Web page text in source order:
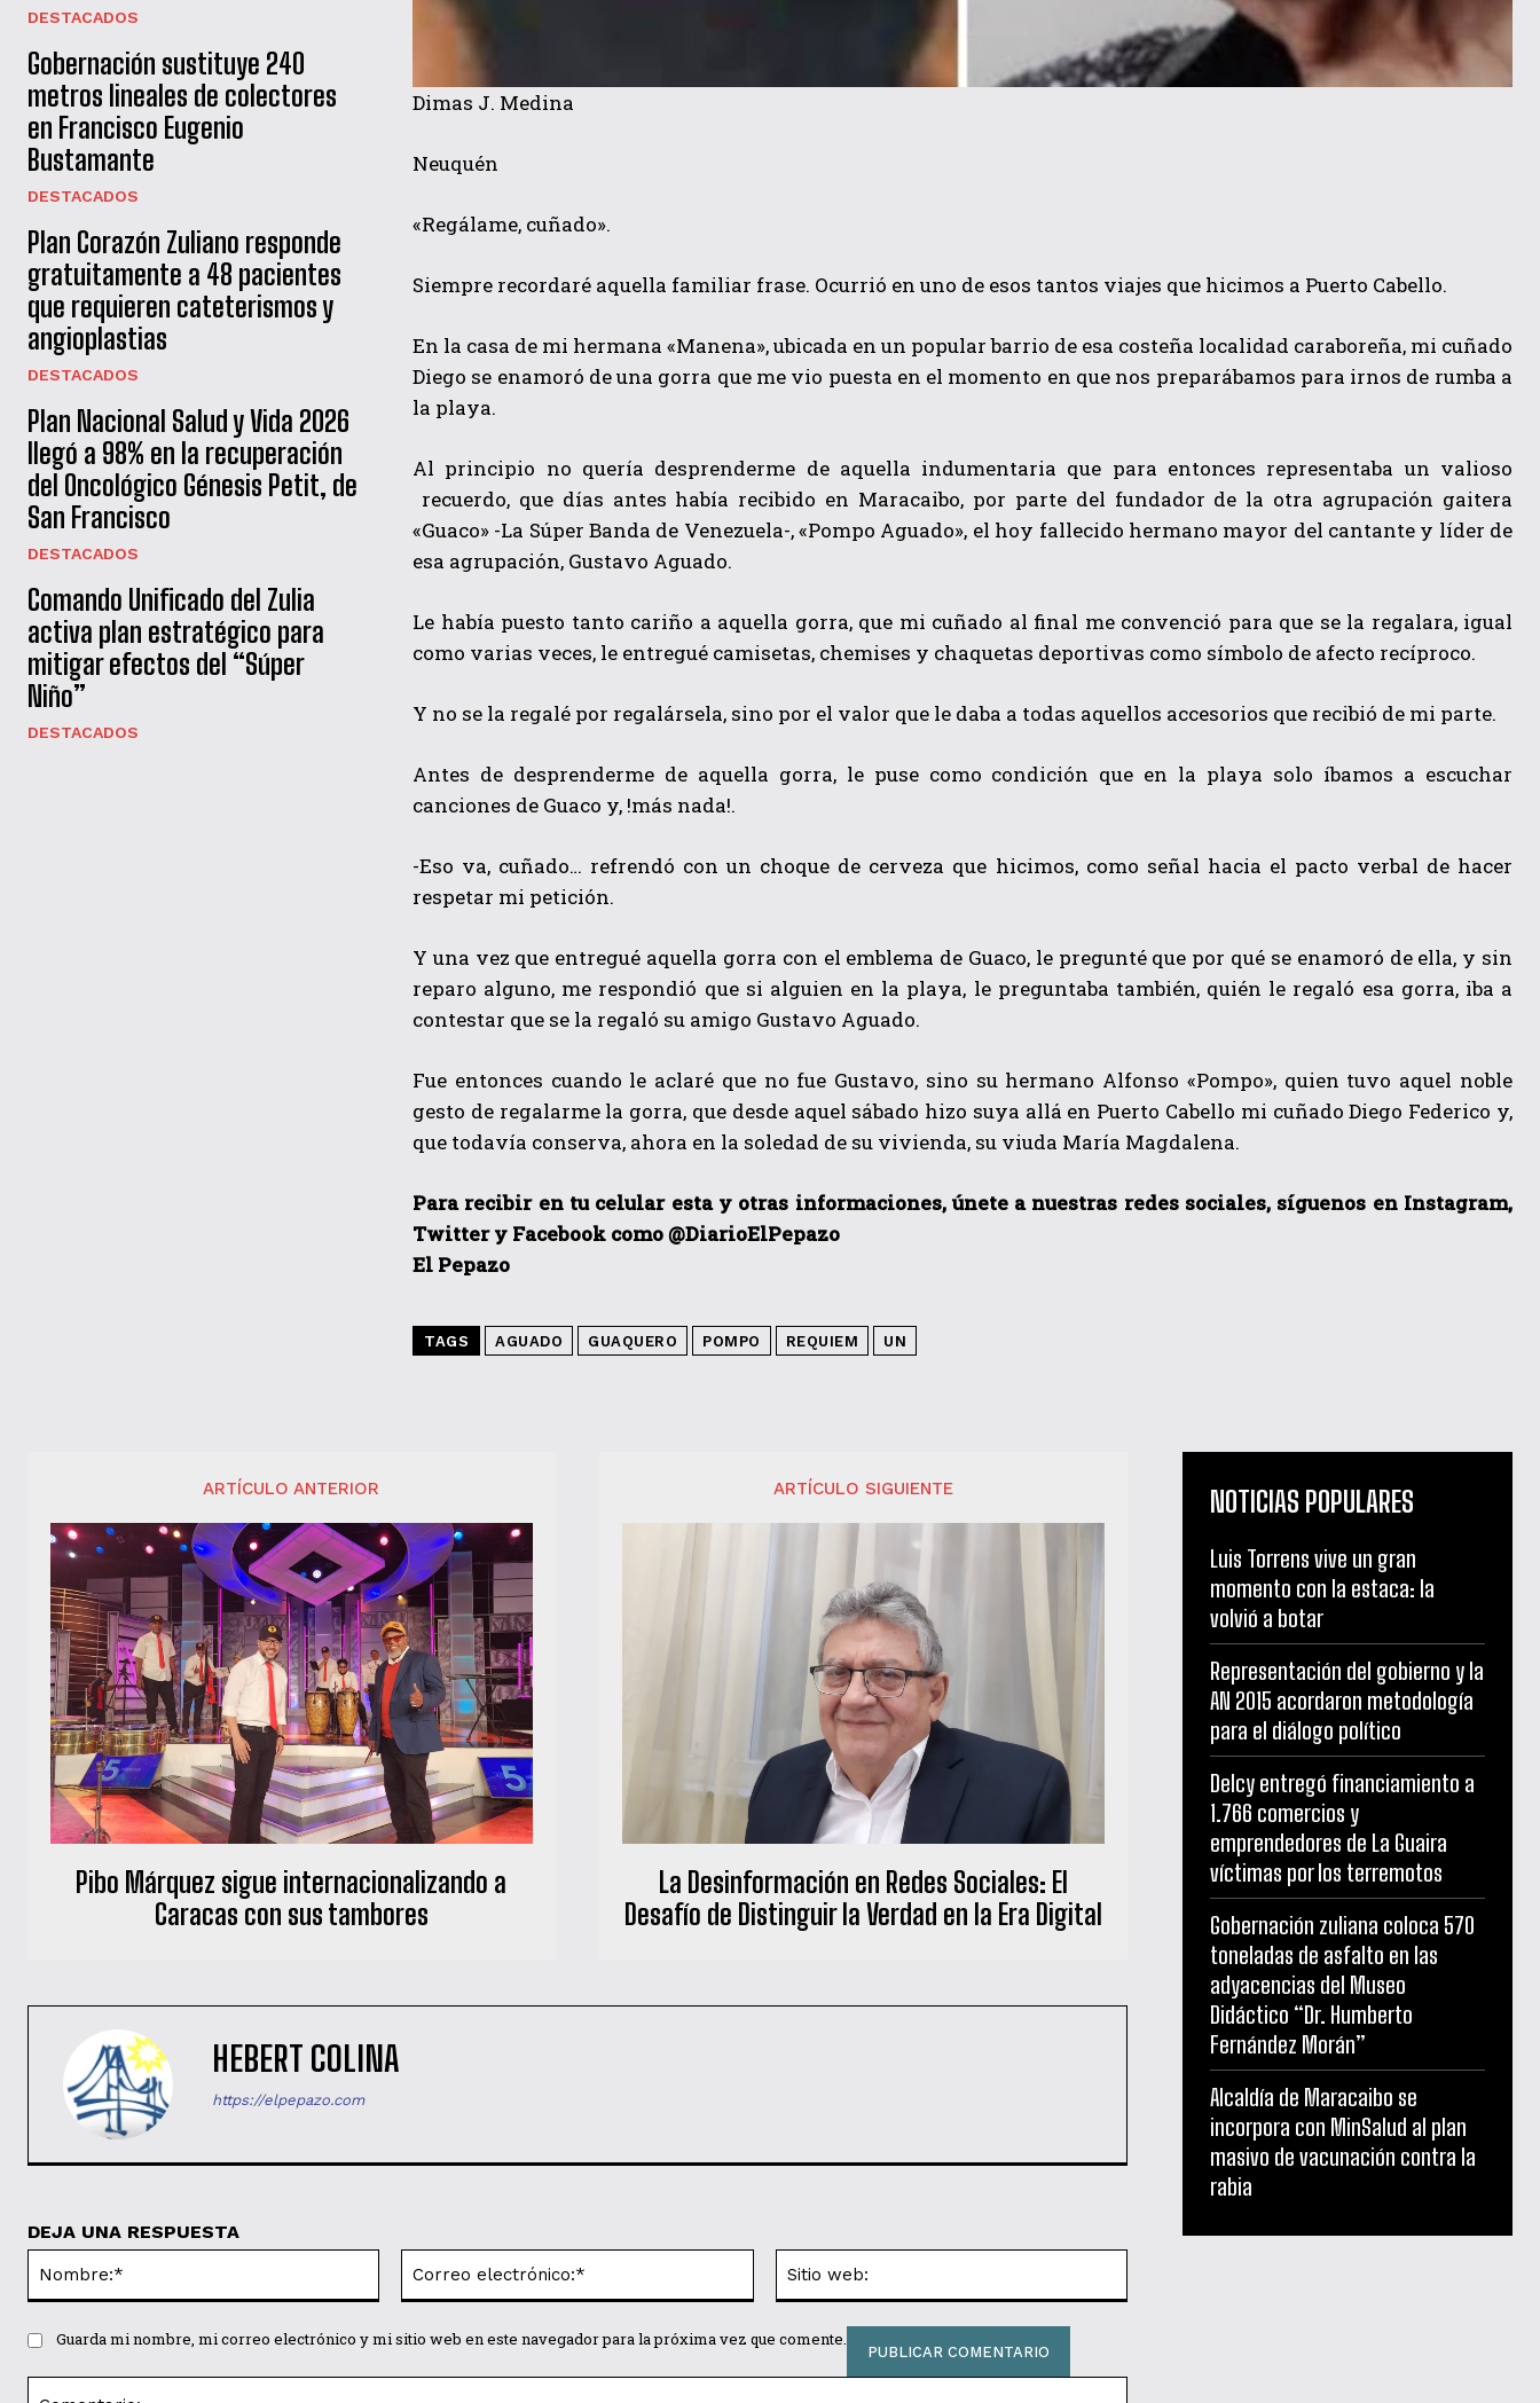
He leído y acepto las Política de privacidad
DESTACADOS
Gobernación sustituye 240
metros lineales de colectores
en Francisco Eugenio
Bustamante
DESTACADOS
Plan Corazón Zuliano responde
gratuitamente a 48 pacientes
que requieren cateterismos y
angioplastias
DESTACADOS
Plan Nacional Salud y Vida 2026
llegó a 98% en la recuperación
del Oncológico Génesis Petit, de
San Francisco
DESTACADOS
Comando Unificado del Zulia
activa plan estratégico para
mitigar efectos del “Súper
Niño”
DESTACADOS
Dimas J. Medina
Neuquén
«Regálame, cuñado».
Siempre recordaré aquella familiar frase. Ocurrió en uno de esos tantos viajes que hicimos a Puerto Cabello.
En la casa de mi hermana «Manena», ubicada en un popular barrio de esa costeña localidad caraboreña, mi cuñado
Diego se enamoró de una gorra que me vio puesta en el momento en que nos preparábamos para irnos de rumba a
la playa.
Al principio no quería desprenderme de aquella indumentaria que para entonces representaba un valioso
recuerdo, que días antes había recibido en Maracaibo, por parte del fundador de la otra agrupación gaitera
«Guaco» -La Súper Banda de Venezuela-, «Pompo Aguado», el hoy fallecido hermano mayor del cantante y líder de
esa agrupación, Gustavo Aguado.
Le había puesto tanto cariño a aquella gorra, que mi cuñado al final me convenció para que se la regalara, igual
como varias veces, le entregué camisetas, chemises y chaquetas deportivas como símbolo de afecto recíproco.
Y no se la regalé por regalársela, sino por el valor que le daba a todas aquellos accesorios que recibió de mi parte.
Antes de desprenderme de aquella gorra, le puse como condición que en la playa solo íbamos a escuchar
canciones de Guaco y, !más nada!.
-Eso va, cuñado… refrendó con un choque de cerveza que hicimos, como señal hacia el pacto verbal de hacer
respetar mi petición.
Y una vez que entregué aquella gorra con el emblema de Guaco, le pregunté que por qué se enamoró de ella, y sin
reparo alguno, me respondió que si alguien en la playa, le preguntaba también, quién le regaló esa gorra, iba a
contestar que se la regaló su amigo Gustavo Aguado.
Fue entonces cuando le aclaré que no fue Gustavo, sino su hermano Alfonso «Pompo», quien tuvo aquel noble
gesto de regalarme la gorra, que desde aquel sábado hizo suya allá en Puerto Cabello mi cuñado Diego Federico y,
que todavía conserva, ahora en la soledad de su vivienda, su viuda María Magdalena.
Para recibir en tu celular esta y otras informaciones, únete a nuestras redes sociales, síguenos en Instagram,
Twitter y Facebook como @DiarioElPepazo
El Pepazo
TAGS AGUADO GUAQUERO POMPO REQUIEM UN
ARTÍCULO ANTERIOR
Pibo Márquez sigue internacionalizando a
Caracas con sus tambores
ARTÍCULO SIGUIENTE
La Desinformación en Redes Sociales: El
Desafío de Distinguir la Verdad en la Era Digital
HEBERT COLINA
https://elpepazo.com
DEJA UNA RESPUESTA
electrónico:*
Guarda mi nombre, mi correo electrónico y mi sitio web en este navegador para la próxima vez que comente.
NOTICIAS POPULARES
Luis Torrens vive un gran
momento con la estaca: la
volvió a botar
Representación del gobierno y la
AN 2015 acordaron metodología
para el diálogo político
Delcy entregó financiamiento a
1.766 comercios y
emprendedores de La Guaira
víctimas por los terremotos
Gobernación zuliana coloca 570
toneladas de asfalto en las
adyacencias del Museo
Didáctico “Dr. Humberto
Fernández Morán”
Alcaldía de Maracaibo se
incorpora con MinSalud al plan
masivo de vacunación contra la
rabia